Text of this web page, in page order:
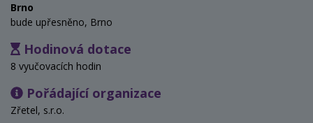
Brno
bude upřesněno, Brno
Hodinová dotace
8 vyučovacích hodin
Pořádající organizace
Zřetel, s.r.o.